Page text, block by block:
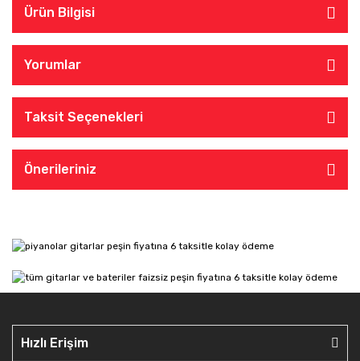
Ürün Bilgisi
Yorumlar
Taksit Seçenekleri
Önerileriniz
Hızlı Erişim